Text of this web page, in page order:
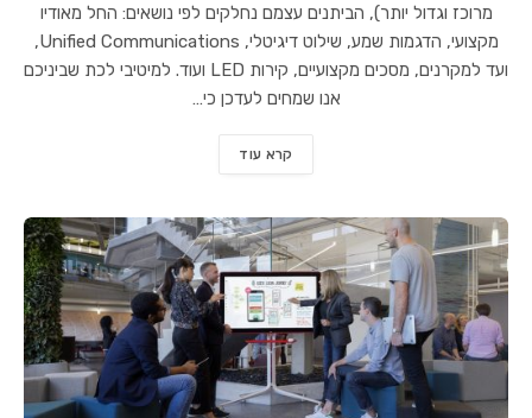
מרוכז וגדול יותר), הביתנים עצמם נחלקים לפי נושאים: החל מאודיו
מקצועי, הדגמות שמע, שילוט דיגיטלי, Unified Communications,
ועד למקרנים, מסכים מקצועיים, קירות LED ועוד. למיטיבי לכת שביניכם
אנו שמחים לעדכן כי…
קרא עוד